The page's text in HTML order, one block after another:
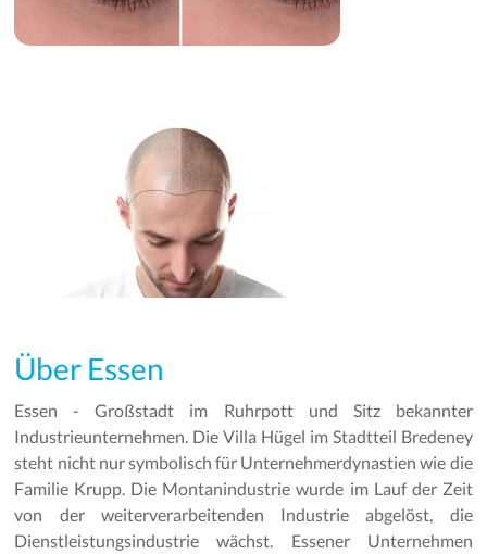
Über Essen
Essen - Großstadt im Ruhrpott und Sitz bekannter
Industrieunternehmen. Die Villa Hügel im Stadtteil Bredeney
steht nicht nur symbolisch für Unternehmerdynastien wie die
Familie Krupp. Die Montanindustrie wurde im Lauf der Zeit
von der weiterverarbeitenden Industrie abgelöst, die
Dienstleistungsindustrie wächst. Essener Unternehmen